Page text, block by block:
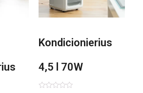
Kondicionierius
4,5 l 70W